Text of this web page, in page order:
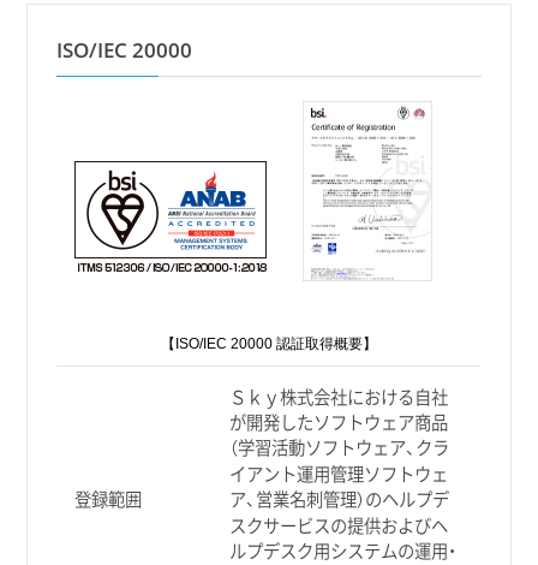
ISO/IEC 20000
【ISO/IEC 20000 認証取得概要】
登録範囲
Ｓｋｙ株式会社における自社
が開発したソフトウェア商品
（学習活動ソフトウェア、クラ
イアント運用管理ソフトウェ
ア、営業名刺管理）のヘルプデ
スクサービスの提供およびヘ
ルプデスク用システムの運用・